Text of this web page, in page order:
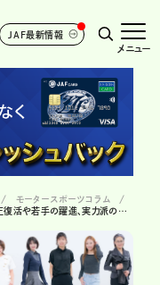
JAF最新情報
メニュー
モータースポーツコラム
新時代に突入したKYOJO CUP 2026開幕戦！ 元女王復活や若手の躍進、実力派の海外勢の参戦で大激戦に!?